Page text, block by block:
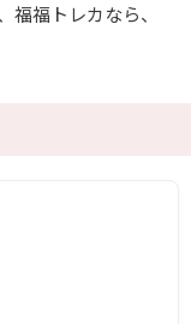
福トレカなら、